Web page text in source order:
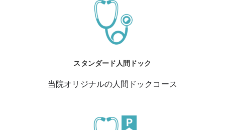
スタンダード人間ドック
当院オリジナルの人間ドックコース